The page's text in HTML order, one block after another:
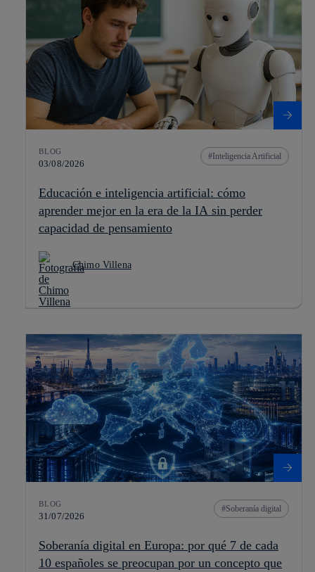
BLOG
03/08/2026
Inteligencia Artificial
Educación e inteligencia artificial: cómo
aprender mejor en la era de la IA sin perder
capacidad de pensamiento
Chimo Villena
BLOG
31/07/2026
Soberanía digital
Soberanía digital en Europa: por qué 7 de cada
10 españoles se preocupan por un concepto que